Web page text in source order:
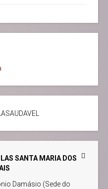
SANTA MARIA DOS
Damásio (Sede do